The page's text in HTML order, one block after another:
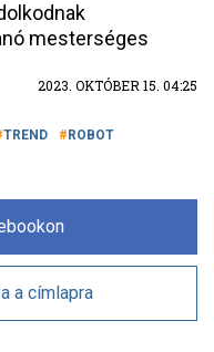
mesterséges
2023. OKTÓBER 15. 04:25
TREND
ROBOT
a címlapra